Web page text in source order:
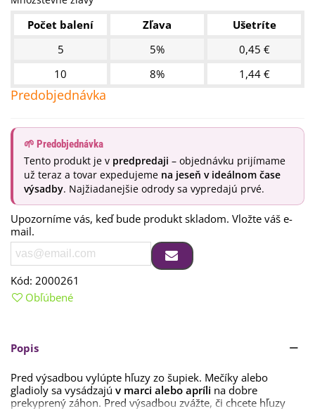
Počet balení Zľava
Ušetríte
5
5%
0,45 €
10
8% 1,44 €
Predobjednávka
🌱 Predobjednávka
Tento produkt je v predpredaji – objednávku prijímame
už teraz a tovar expedujeme na jeseň v ideálnom čase
výsadby. Najžiadanejšie odrody sa vypredajú prvé.
Upozorníme vás, keď bude produkt skladom. Vložte váš e-
mail.
Kód: 2000261
Obľúbené
Popis
Pred výsadbou vylúpte hľuzy zo šupiek. Mečíky alebo
gladioly sa vysádzajú v marci alebo apríli na dobre
prekyprený záhon. Pred výsadbou zvážte, či chcete hľuzy